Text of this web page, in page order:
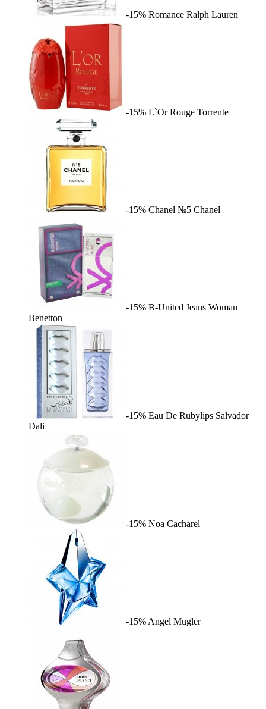
-15% Romance Ralph Lauren
-15% L`Or Rouge Torrente
-15% Chanel №5 Chanel
-15% B-United Jeans Woman
Benetton
-15% Eau De Rubylips Salvador
Dali
-15% Noa Cacharel
-15% Angel Mugler